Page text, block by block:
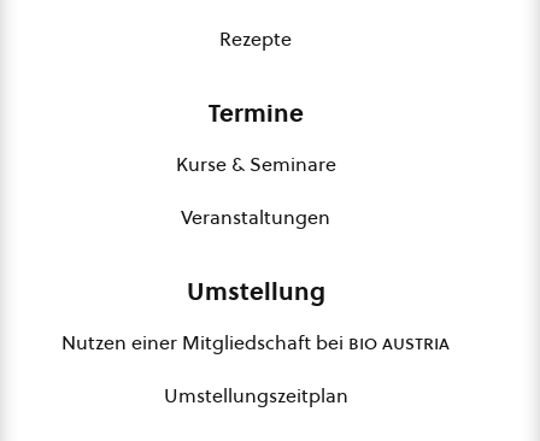
Rezepte
Termine
Kurse & Seminare
Veranstaltungen
Umstellung
Nutzen einer Mitgliedschaft bei bio austria
Umstellungszeitplan